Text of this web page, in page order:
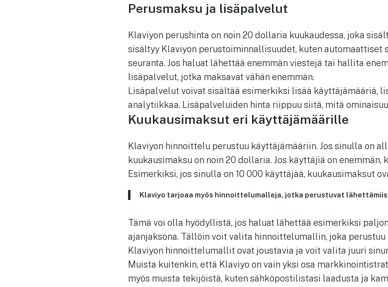
Perusmaksu ja lisäpalvelut
Klaviyon perushinta on noin 20 dollaria kuukaudessa, joka
sisältyy Klaviyon perustoiminnallisuudet, kuten automaattiset
seuranta. Jos haluat lähettää enemmän viestejä tai hallita
lisäpalvelut, jotka maksavat vähän enemmän.
Lisäpalvelut voivat sisältää esimerkiksi lisää käyttäjämääriä,
analytiikkaa. Lisäpalveluiden hinta riippuu siitä, mitä
Kuukausimaksut eri käyttäjämäärille
Klaviyon hinnoittelu perustuu käyttäjämääriin. Jos sinulla on
kuukausimaksu on noin 20 dollaria. Jos käyttäjiä on enemmän,
Esimerkiksi, jos sinulla on 10 000 käyttäjää, kuukausimaksut
Klaviyo tarjoaa myös hinnoittelumalleja, jotka perustuvat
Tämä voi olla hyödyllistä, jos haluat lähettää esimerkiksi
ajanjaksona. Tällöin voit valita hinnoittelumallin, joka
Klaviyon hinnoittelumallit ovat joustavia ja voit valita juuri
Muista kuitenkin, että Klaviyo on vain yksi osa
myös muista tekijöistä, kuten sähköpostilistasi laadusta ja